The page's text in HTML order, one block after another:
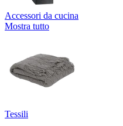
Accessori da cucina
Mostra tutto
Tessili